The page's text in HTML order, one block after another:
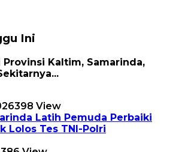
Ini
Kaltim, Samarinda,
398 View
Latih Pemuda Perbaiki
Lolos Tes TNI-Polri